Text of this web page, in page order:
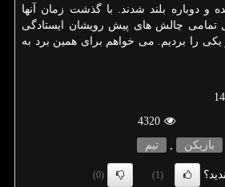
و دوباره بلند شدند. با گذشت زمان آنها
تمامی چالش های پیش رویشان ایستادگی
یكی را بردیم. می خواهم برای همین برد به
4320
بازیكن , تیم
(1)
(0)